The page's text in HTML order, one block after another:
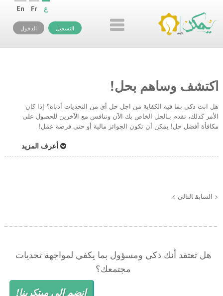
En Fr ع
التسجيل الدخول
اكتشف وساهم بحل!
هل انت ذكي بما فيه الكفاية من اجل حل أي من التحديات أدناه؟ إذا كان
الأمر كذلك، تقدم بـالحل الخاص بك الآن وتنافس مع الآخرين للحصول على
مكافأة أفضل حل! يمكن أن تكون الجوائز مالية أو حتى فرصة عمل!
أعرف المزيد
< السابق التالى >
هل تعتقد أنك ذكي ومسؤول بما يكفي لمواجهة تحديات
مجتمعك؟
انضم إلى مبتكرينا!